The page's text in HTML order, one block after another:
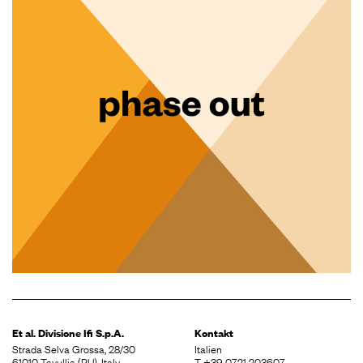
Et al. DivisioneIfi S.p.A.
Strada Selva Grossa, 28/30
Kontakt
Italien